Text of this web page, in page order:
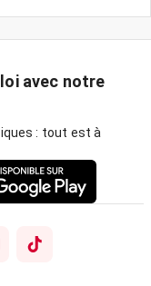
avec notre
: tout est à